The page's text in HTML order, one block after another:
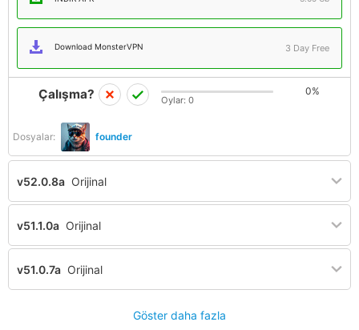
Download MonsterVPN 3 Day Free
Dosyalar: founder
Çalışma? 0%
Oylar: 0
v52.0.8a Orijinal
v51.1.0a Orijinal
v51.0.7a Orijinal
Göster daha fazla